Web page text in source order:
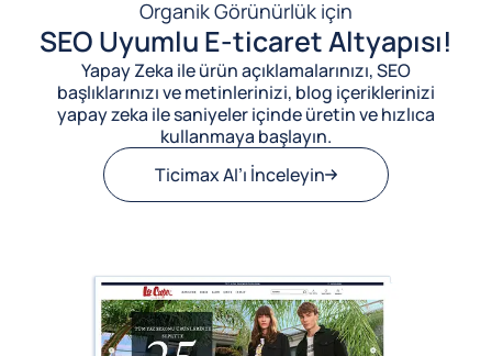
Organik Görünürlük için
SEO Uyumlu E-ticaret Altyapısı!
Yapay Zeka ile ürün açıklamalarınızı, SEO
başlıklarınızı ve metinlerinizi, blog içeriklerinizi
yapay zeka ile saniyeler içinde üretin ve hızlıca
kullanmaya başlayın.
Ticimax AI’ı İnceleyin